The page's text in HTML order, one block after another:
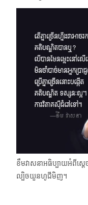
ខឹមវាសនាអធិប្បាយអំពីស្
ល្បិចយួនហូជីមិញ។